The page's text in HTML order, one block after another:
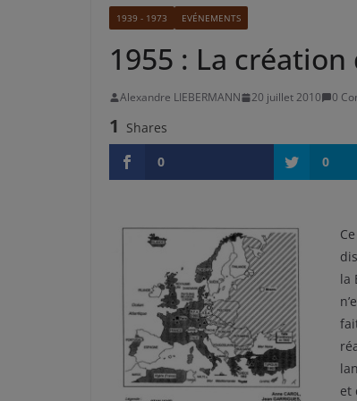
1939 - 1973 EVÉNEMENTS
1955 : La
Alexandre LIEBERMANN 20 juillet 2010 0
1 Shares
0
0
la
et